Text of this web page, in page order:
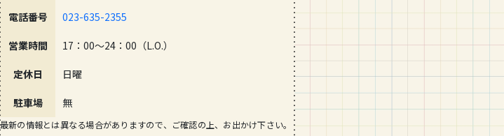
電話番号 023-635-2355
営業時間 17：00～24：00（L.O.）
定休日 日曜
駐車場 無
最新の情報とは異なる場合がありますので、ご確認の上、お出かけ下さい。